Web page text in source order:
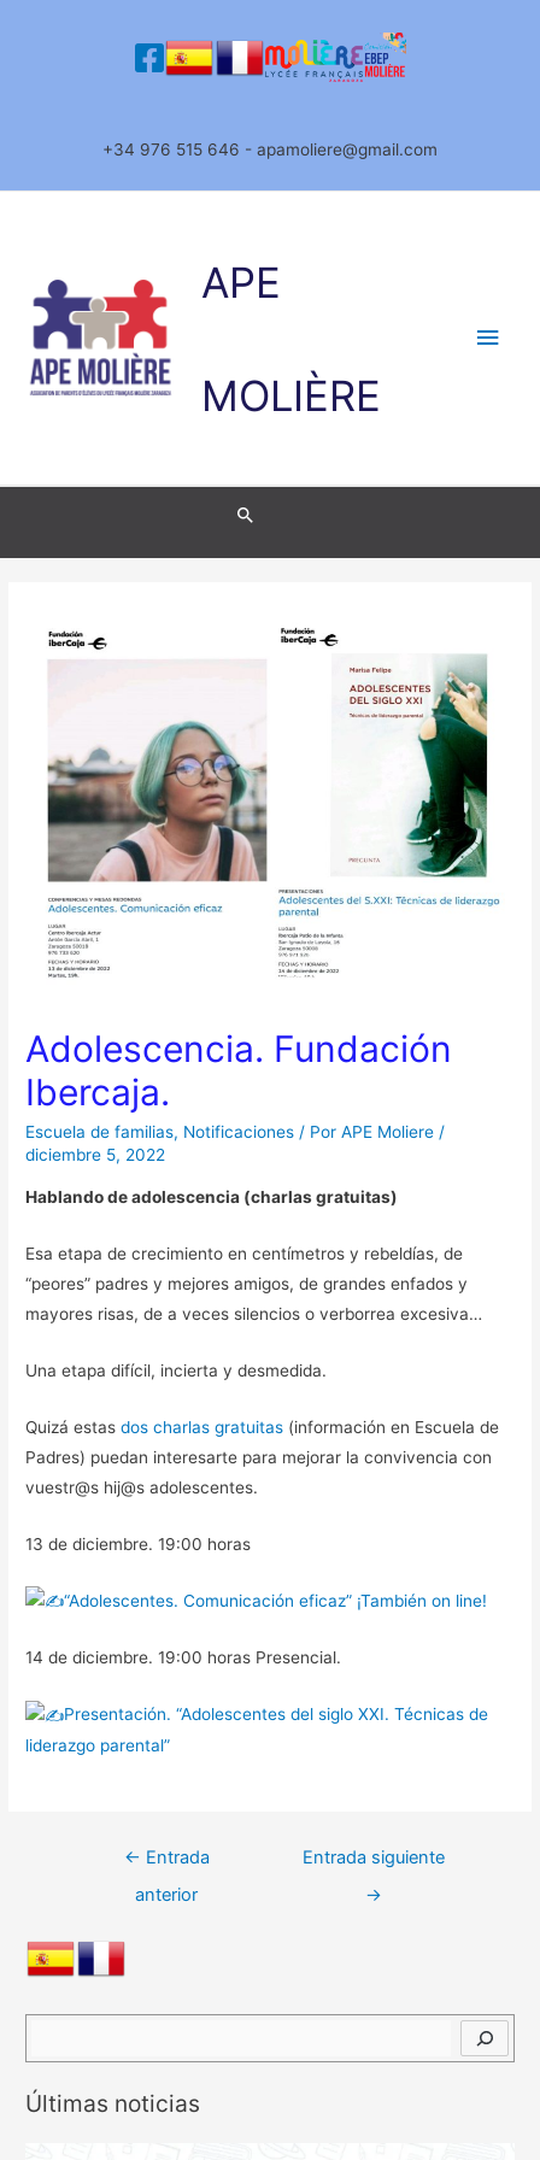
+34 976 515 646 - apamoliere@gmail.com
APE
MOLIÈRE
Buscar
Adolescencia. Fundación
Ibercaja.
Escuela de familias, Notificaciones / PorAPE Moliere /
diciembre 5, 2022
Hablando de adolescencia (charlas gratuitas)
Esa etapa de crecimiento en centímetros y rebeldías, de
“peores” padres y mejores amigos, de grandes enfados y
mayores risas, de a veces silencios o verborrea excesiva…
Una etapa difícil, incierta y desmedida.
Quizá estasdos charlas gratuitas (información en Escuela de
Padres) puedan interesarte para mejorar la convivencia con
vuestr@s hij@s adolescentes.
13 de diciembre. 19:00 horas
“Adolescentes. Comunicación eficaz” ¡También on line!
14 de diciembre. 19:00 horas Presencial.
Presentación. “Adolescentes del siglo XXI. Técnicas de
liderazgo parental”
Navegación
← Entrada
anterior
Entrada siguiente
→
u
Últimas noticias